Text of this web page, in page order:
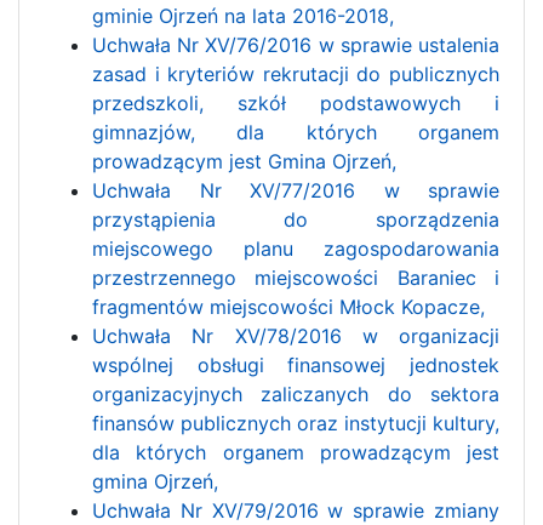
gminie Ojrzeń na lata 2016-2018,
Uchwała Nr XV/76/2016 w sprawie ustalenia
zasad i kryteriów rekrutacji do publicznych
przedszkoli, szkół podstawowych i
gimnazjów, dla których organem
prowadzącym jest Gmina Ojrzeń,
Uchwała Nr XV/77/2016 w sprawie
przystąpienia do sporządzenia
miejscowego planu zagospodarowania
przestrzennego miejscowości Baraniec i
fragmentów miejscowości Młock Kopacze,
Uchwała Nr XV/78/2016 w organizacji
wspólnej obsługi finansowej jednostek
organizacyjnych zaliczanych do sektora
finansów publicznych oraz instytucji kultury,
dla których organem prowadzącym jest
gmina Ojrzeń,
Uchwała Nr XV/79/2016 w sprawie zmiany